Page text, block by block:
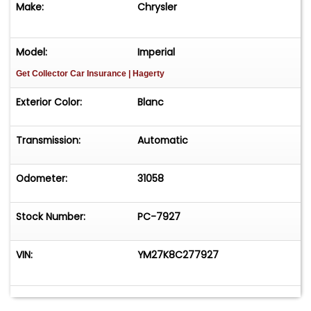
Make: Chrysler
Model: Imperial
Get Collector Car Insurance | Hagerty
Exterior Color: Blanc
Transmission: Automatic
Odometer: 31058
Stock Number: PC-7927
VIN: YM27K8C277927